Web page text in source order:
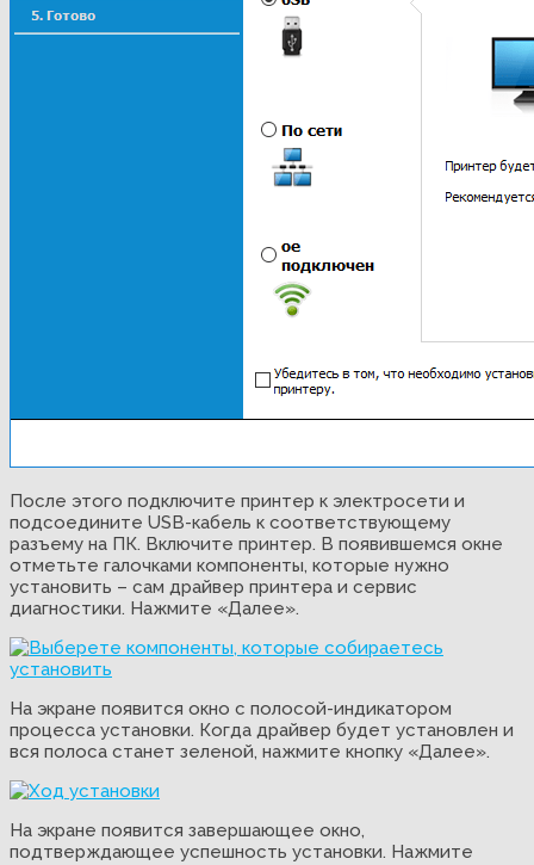
После этого подключите принтер к электросети и
подсоедините USB-кабель к соответствующему
разъему на ПК. Включите принтер. В появившемся окне
отметьте галочками компоненты, которые нужно
установить – сам драйвер принтера и сервис
диагностики. Нажмите «Далее».
На экране появится окно с полосой-индикатором
процесса установки. Когда драйвер будет установлен и
вся полоса станет зеленой, нажмите кнопку «Далее».
На экране появится завершающее окно,
подтверждающее успешность установки. Нажмите